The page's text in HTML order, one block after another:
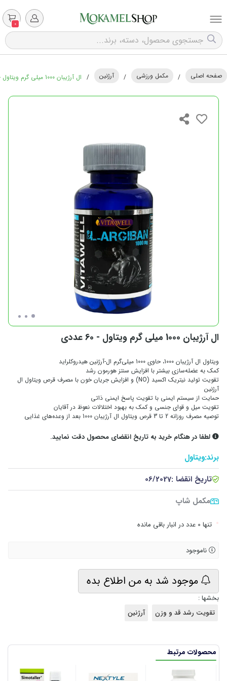
0
صفحه اصلی / مکمل ورزشی / آرژنین / ال آرژیبان 1000 میلی گرم ویتاول - 60 عددی
ال آرژیبان 1000 میلی گرم ویتاول - 60 عددی
ویتاول ال آرژیبان 1000، حاوی 1000 میلی‌گرم ال-آرژنین هیدروکلراید
کمک به عضله‌سازی بیشتر با افزایش سنتز هورمون رشد
تقویت تولید نیتریک اکسید (NO) و افزایش جریان خون با مصرف قرص ویتاول ال
آرژنین
حمایت از سیستم ایمنی با تقویت پاسخ ایمنی ذاتی
تقویت میل و قوای جنسی و کمک به بهبود اختلالات نعوظ در آقایان
توصیه مصرف روزانه 2 تا 3 قرص ویتاول ال آرژیبان 1000 بعد از وعده‌های غذایی
لطفا در هنگام خرید به تاریخ انقضای محصول دقت نمایید.
برند:ویتاول
تاریخ انقضا :06/2027
مکمل شاپ
• تنها 0 عدد در انبار باقی مانده
ناموجود
موجود شد به من اطلاع بده
بخشها :
تقویت رشد قد و وزن
آرژنین
محصولات مرتبط